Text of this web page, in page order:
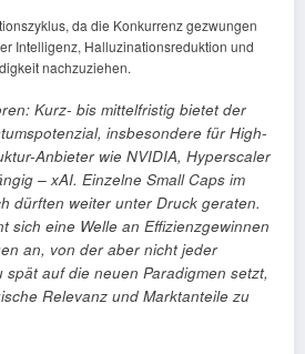
da die Konkurrenz gezwungen
Intelligenz, Halluzinationsreduktion und
nachzuziehen.
Kurz- bis mittelfristig bietet der
insbesondere für High-
Anbieter wie NVIDIA, Hyperscaler
– xAI. Einzelne Small Caps im
dürften weiter unter Druck geraten.
sich eine Welle an Effizienzgewinnen
an, von der aber nicht jeder
auf die neuen Paradigmen setzt,
Relevanz und Marktanteile zu